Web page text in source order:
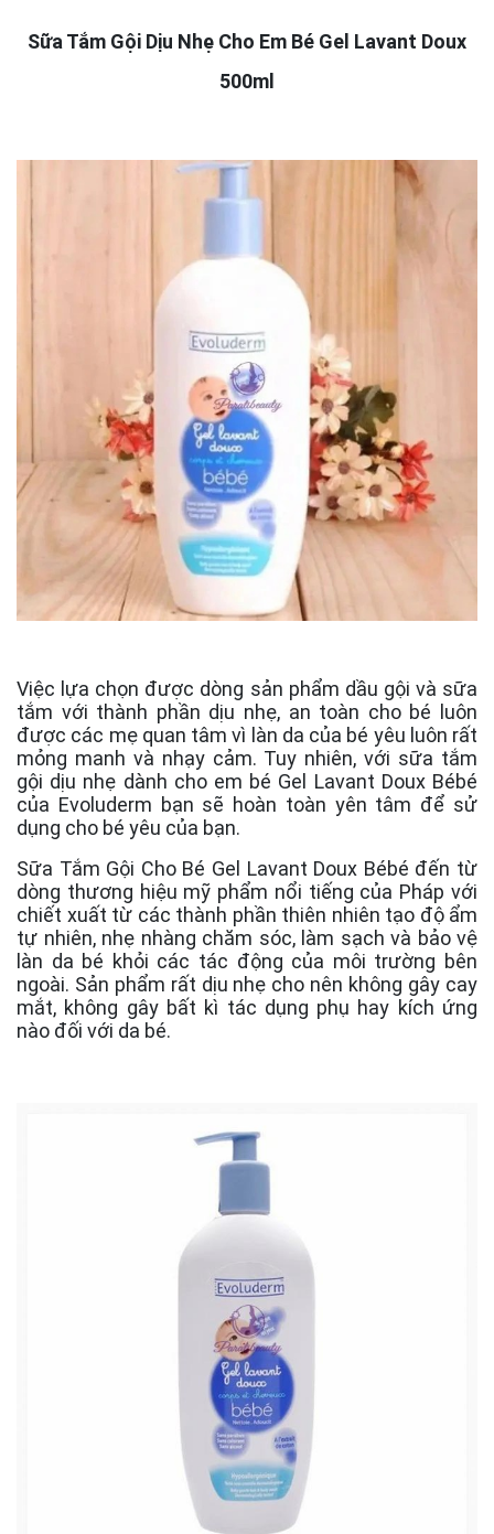
Sữa Tắm Gội Dịu Nhẹ Cho Em Bé Gel Lavant Doux
500ml
Việc lựa chọn được dòng sản phẩm dầu gội và sữa
tắm với thành phần dịu nhẹ, an toàn cho bé luôn
được các mẹ quan tâm vì làn da của bé yêu luôn rất
mỏng manh và nhạy cảm. Tuy nhiên, với sữa tắm
gội dịu nhẹ dành cho em bé Gel Lavant Doux Bébé
của Evoluderm bạn sẽ hoàn toàn yên tâm để sử
dụng cho bé yêu của bạn.
Sữa Tắm Gội Cho Bé Gel Lavant Doux Bébé đến từ
dòng thương hiệu mỹ phẩm nổi tiếng của Pháp với
chiết xuất từ các thành phần thiên nhiên tạo độ ẩm
tự nhiên, nhẹ nhàng chăm sóc, làm sạch và bảo vệ
làn da bé khỏi các tác động của môi trường bên
ngoài. Sản phẩm rất dịu nhẹ cho nên không gây cay
mắt, không gây bất kì tác dụng phụ hay kích ứng
nào đối với da bé.